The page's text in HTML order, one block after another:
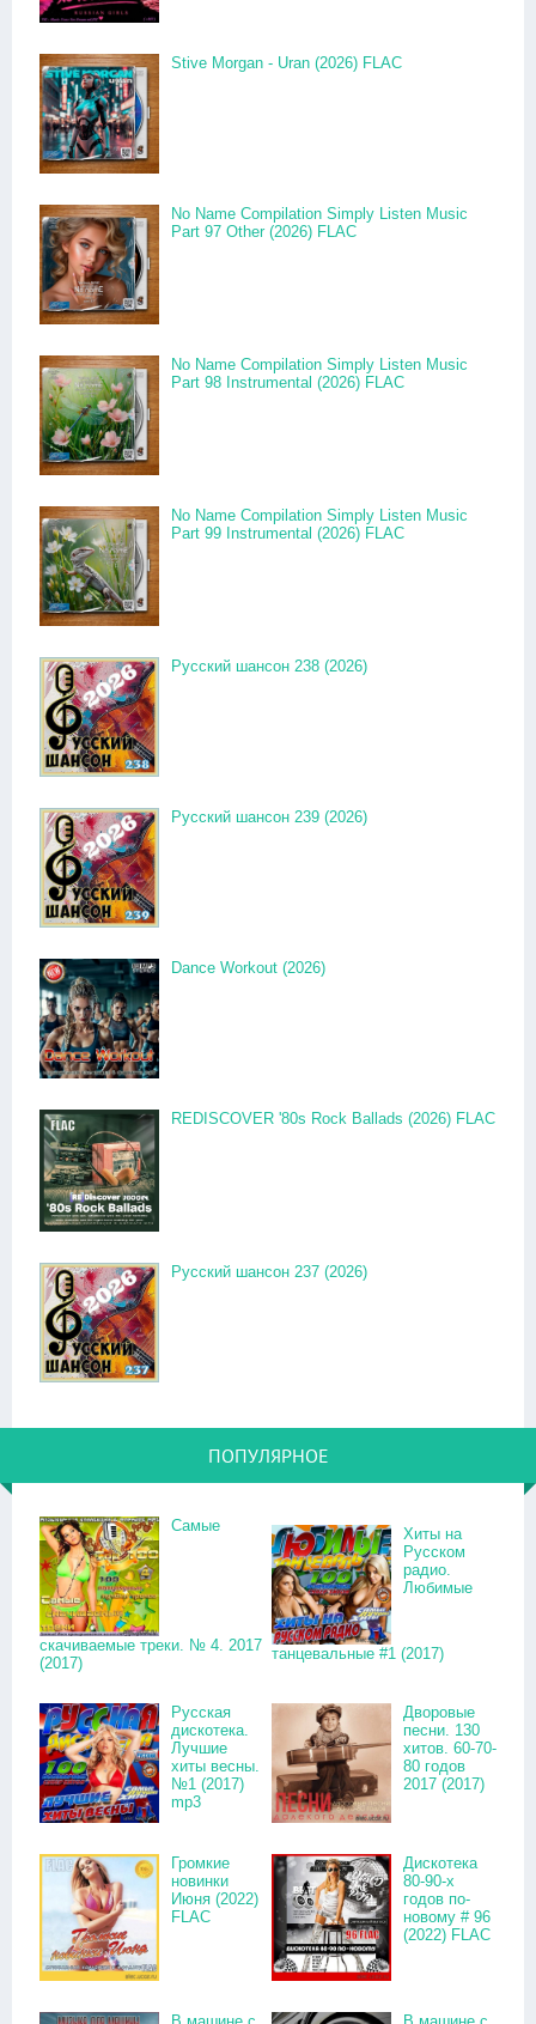
Stive Morgan - Uran (2026) FLAC
No Name Compilation Simply Listen Music
Part 97 Other (2026) FLAC
No Name Compilation Simply Listen Music
Part 98 Instrumental (2026) FLAC
No Name Compilation Simply Listen Music
Part 99 Instrumental (2026) FLAC
Русский шансон 238 (2026)
Русский шансон 239 (2026)
Dance Workout (2026)
REDISCOVER '80s Rock Ballads (2026) FLAC
Русский шансон 237 (2026)
ПОПУЛЯРНОЕ
Самые
скачиваемые треки. № 4. 2017
(2017)
Хиты на
Русском
радио.
Любимые
танцевальные #1 (2017)
Русская
дискотека.
Лучшие
хиты весны.
№1 (2017)
mp3
Дворовые
песни. 130
хитов. 60-70-
80 годов
2017 (2017)
Громкие
новинки
Июня (2022)
FLAC
Дискотека
80-90-х
годов по-
новому # 96
(2022) FLAC